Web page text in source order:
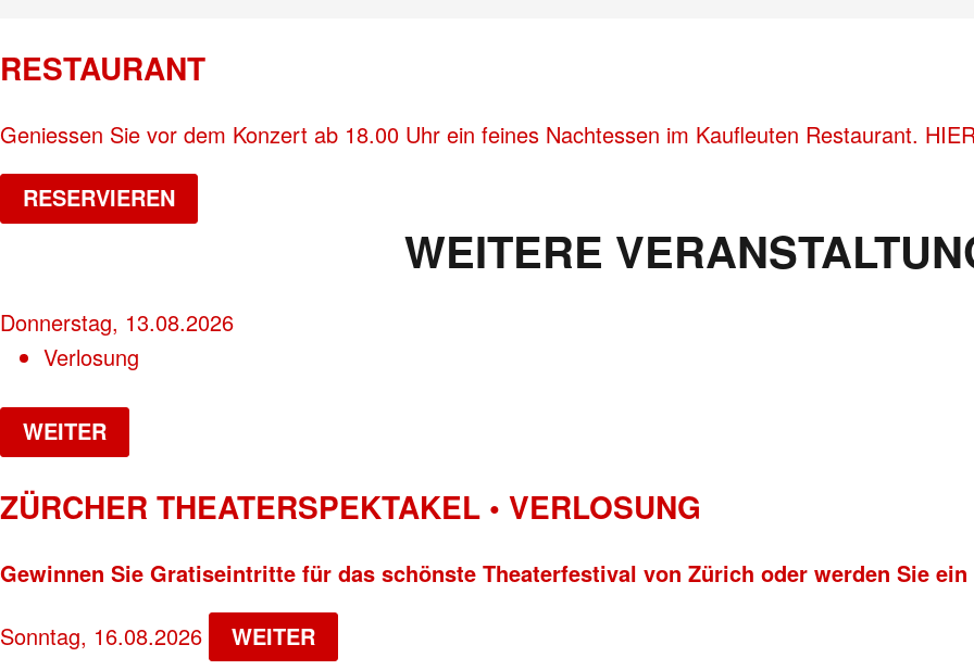
RESTAURANT
Geniessen Sie vor dem Konzert ab 18.00 Uhr ein feines Nachtessen im Kaufleuten Restaurant.
RESERVIEREN
WEITERE
Donnerstag, 13.08.2026
Verlosung
WEITER
ZÜRCHER THEATERSPEKTAKEL • VERLOSUNG
Gewinnen Sie Gratiseintritte für das schönste Theaterfestival von Zürich oder werden Sie
Sonntag, 16.08.2026 WEITER